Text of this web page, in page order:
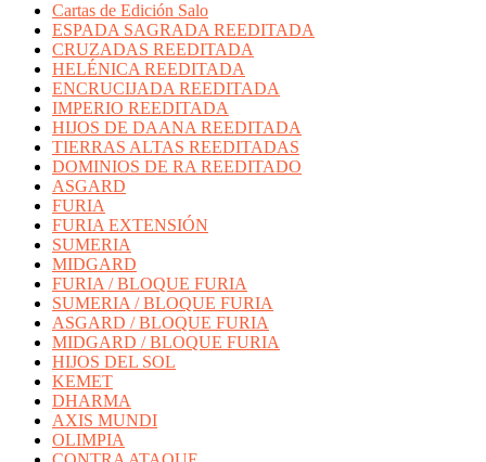
Cartas de Edición Salo
ESPADA SAGRADA REEDITADA
CRUZADAS REEDITADA
HELÉNICA REEDITADA
ENCRUCIJADA REEDITADA
IMPERIO REEDITADA
HIJOS DE DAANA REEDITADA
TIERRAS ALTAS REEDITADAS
DOMINIOS DE RA REEDITADO
ASGARD
FURIA
FURIA EXTENSIÓN
SUMERIA
MIDGARD
FURIA / BLOQUE FURIA
SUMERIA / BLOQUE FURIA
ASGARD / BLOQUE FURIA
MIDGARD / BLOQUE FURIA
HIJOS DEL SOL
KEMET
DHARMA
AXIS MUNDI
OLIMPIA